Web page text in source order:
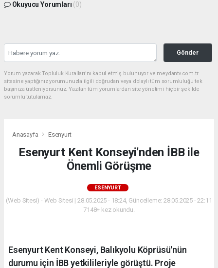
Okuyucu Yorumları (0)
Gönder
Yorum yazarak Topluluk Kuralları’nı kabul etmiş bulunuyor ve meydantv.com.tr
sitesine yaptığınız yorumunuzla ilgili doğrudan veya dolaylı tüm sorumluluğu tek
başınıza üstleniyorsunuz. Yazılan tüm yorumlardan site yönetimi hiçbir şekilde
sorumlu tutulamaz.
Anasayfa Esenyurt
Esenyurt Kent Konseyi'nden İBB ile
Önemli Görüşme
ESENYURT
(Web Sitesi) - Web Sitesi | 28.05.2025 - 18:24, Güncelleme: 28.05.2025 - 22:11
7148+ kez okundu.
Esenyurt Kent Konseyi, Balıkyolu Köprüsü'nün
durumu için İBB yetkilileriyle görüştü. Proje